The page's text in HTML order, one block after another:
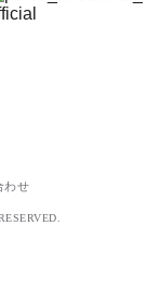
わせ